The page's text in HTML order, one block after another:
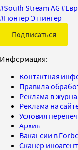
#South Stream AG #
#Гюнтер Эттингер
Подписаться
Информация:
Контактная
Правила
Реклама в
Реклама на
Условия
Архив
Вакансии в
Сканер